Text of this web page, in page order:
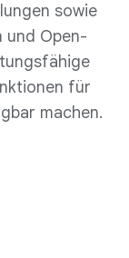
sowie
und Open-
für
machen.